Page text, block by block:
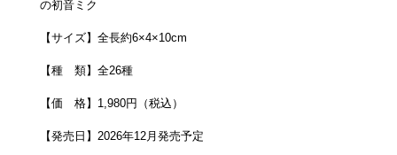
の初音ミク
【サイズ】全長約6×4×10cm
【種 類】 全26種
【価 格】 1,980円（税込）
【発売日】 2026年12月発売予定